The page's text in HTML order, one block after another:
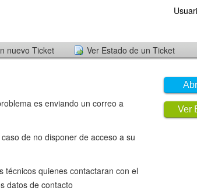
nuevo Ticket Ver Estado de un Ticket
Ver
es enviando un correo a
de no disponer de acceso a su
técnicos quienes contactaran con el
datos de contacto